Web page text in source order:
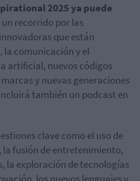
2025 ya puede
recorrido por las
que están
comunicación y el
artificial, nuevos códigos
y nuevas generaciones
también un podcast en
clave como el uso de
fusión de entretenimiento,
la exploración de tecnologías
los nuevos lenguajes y